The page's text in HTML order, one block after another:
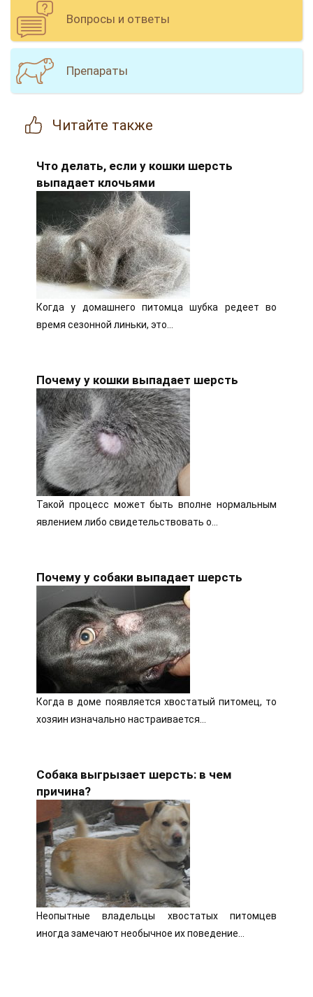
Вопросы и ответы
Препараты
Читайте также
Что делать, если у кошки шерсть
выпадает клочьями
Когда у домашнего питомца шубка редеет во
время сезонной линьки, это…
Почему у кошки выпадает шерсть
Такой процесс может быть вполне нормальным
явлением либо свидетельствовать о…
Почему у собаки выпадает шерсть
Когда в доме появляется хвостатый питомец, то
хозяин изначально настраивается…
Собака выгрызает шерсть: в чем
причина?
Неопытные владельцы хвостатых питомцев
иногда замечают необычное их поведение…